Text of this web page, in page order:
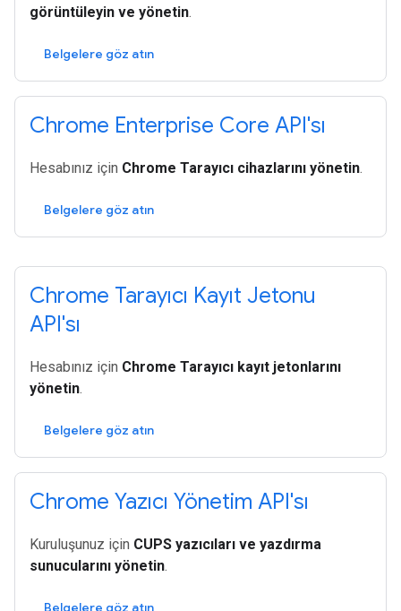
görüntüleyin ve yönetin.
Belgelere göz atın
Chrome Enterprise Core API'sı
Hesabınız için Chrome Tarayıcı cihazlarını yönetin.
Belgelere göz atın
Chrome Tarayıcı Kayıt Jetonu
API'sı
Hesabınız için Chrome Tarayıcı kayıt jetonlarını
yönetin.
Belgelere göz atın
Chrome Yazıcı Yönetim API'sı
Kuruluşunuz için CUPS yazıcıları ve yazdırma
sunucularını yönetin.
Belgelere göz atın